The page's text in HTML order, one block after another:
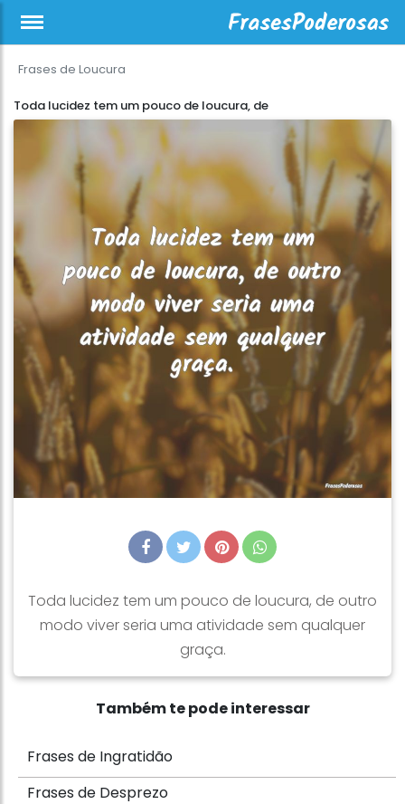
Frases de Loucura
Toda lucidez tem um pouco de loucura, de
Toda lucidez tem um pouco de loucura, de outro
modo viver seria uma atividade sem qualquer
graça.
Também te pode interessar
Frases de Ingratidão
Frases de Desprezo